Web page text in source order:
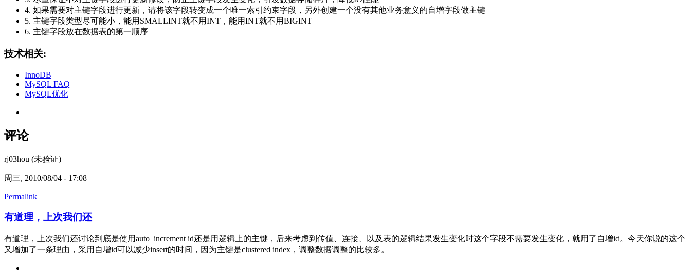
4. 如果需要对主键字段进行更新，请将该字段转变成一个唯一索引约束字段，另外创建一个没有其他业务意义的自增字段做主键
5. 主键字段类型尽可能小，能用SMALLINT就不用INT，能用INT就不用BIGINT
6. 主键字段放在数据表的第一顺序
技术相关:
InnoDB
MySQL FAQ
MySQL优化
评论
rj03hou (未验证)
周三, 2010/08/04 - 17:08
Permalink
有道理，上次我们还
有道理，上次我们还讨论到底是使用auto_increment id还是用逻辑上的主键，后来考虑到传值、连接、以及表的逻辑结果发生变化时这个字段不需要发生变化，就用了自增id。今天你说的这个
又增加了一条理由，采用自增id可以减少insert的时间，因为主键是clustered index，调整数据调整的比较多。